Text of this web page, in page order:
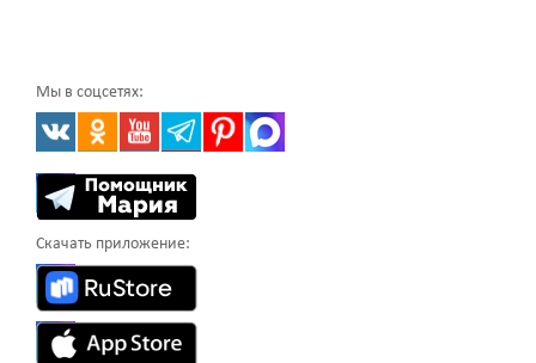
Мы в соцсетях:
Скачать приложение: